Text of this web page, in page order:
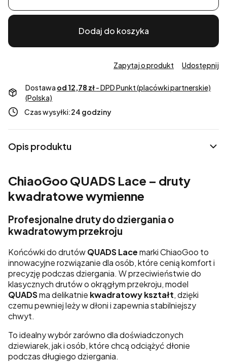
Dodaj do koszyka
Zapytaj o produkt Udostępnij
Dostawa od 12,78 zł- DPD Punkt (placówki partnerskie)
(Polska)
Czas wysyłki:24 godziny
Opis produktu
ChiaoGoo QUADS Lace – druty
kwadratowe wymienne
Profesjonalne druty do dziergania o
kwadratowym przekroju
Końcówki do drutówQUADS Lacemarki ChiaoGoo to
innowacyjne rozwiązanie dla osób, które cenią komfort i
precyzję podczas dziergania. W przeciwieństwie do
klasycznych drutów o okrągłym przekroju, model
QUADSma delikatnie kwadratowy kształt, dzięki
czemu pewniej leży w dłoni i zapewnia stabilniejszy
chwyt.
To idealny wybór zarówno dla doświadczonych
dziewiarek, jak i osób, które chcą odciążyć dłonie
podczas długiego dziergania.